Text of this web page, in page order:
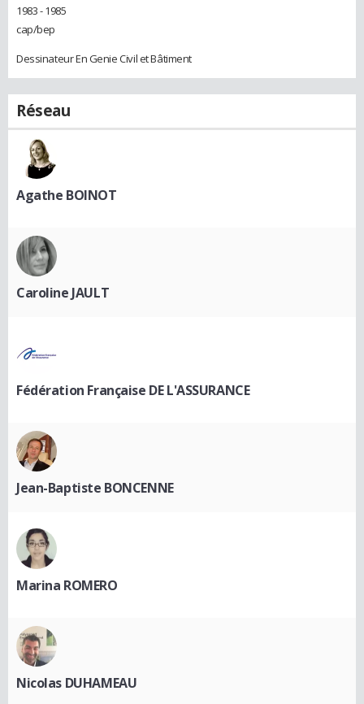
1983 - 1985
cap/bep
Dessinateur En Genie Civil et Bâtiment
Réseau
Agathe BOINOT
Caroline JAULT
Fédération Française DE L'ASSURANCE
Jean-Baptiste BONCENNE
Marina ROMERO
Nicolas DUHAMEAU